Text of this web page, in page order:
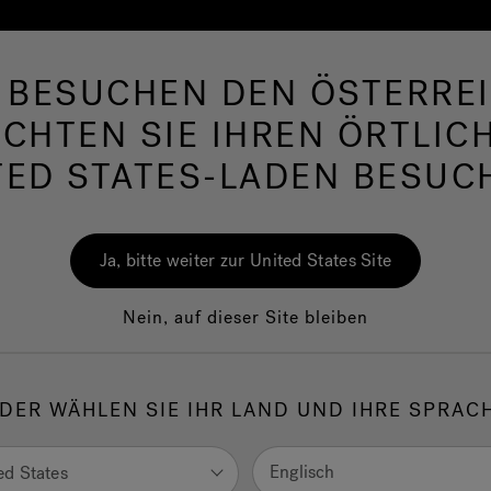
Swim Spas Bad Wellness
an den höchsten
orientiert, dann
einzigartigen
sich allein, hautnah
DEN
SIE IHREN
STATES-LADEN
Ja, bitte weiter zur United States Site
Nein, auf dieser Site bleiben
WÄHLEN SIE IHR LAND UND IHRE
States Englisch